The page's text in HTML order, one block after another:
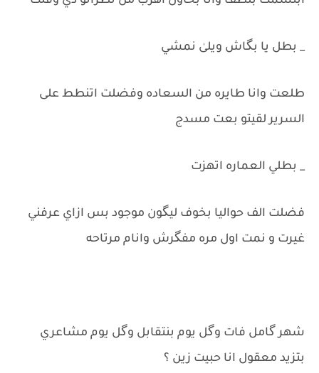
_ بطل يا بگاش ويلىٰ نمشي
طلعت وانا طايره من السعاده وفضلت اتنطط على
السرير لقيتو بعت مسدج
_ بطلي العماره اتهزت
فضلت الف حواليا بخوف ليگون موجود بس ازاي عرفني
غيرت و نمت اول مره مفگرش وانام مرتاحه
شهر گامل فات وگل يوم بنتقابل وگل يوم مشاعري
بتزيد معقول انا حبيت زين ؟